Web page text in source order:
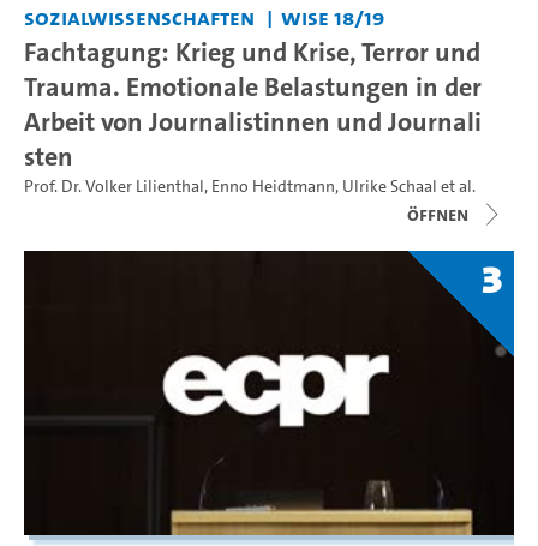
Sozialwissenschaften WiSe 18/19
Fachtagung: Krieg und Krise, Terror und
Trauma. Emotionale Belastungen in der
Arbeit von Journalistinnen und Journali
sten
Prof. Dr. Volker Lilienthal, Enno Heidtmann, Ulrike Schaal et al.
Öffnen
3